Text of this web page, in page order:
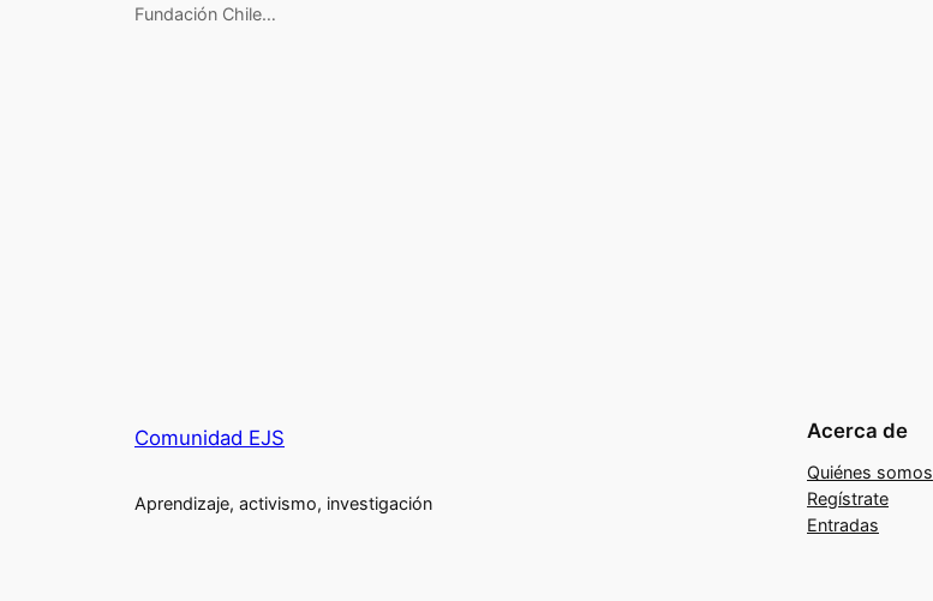
Fundación Chile…
Comunidad EJS
Aprendizaje, activismo, investigación
Acerca de
Quiénes somos
Regístrate
Entradas